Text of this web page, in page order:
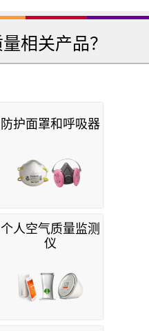
相关产品？
防护面罩和呼吸器
个人空气质量监测
仪